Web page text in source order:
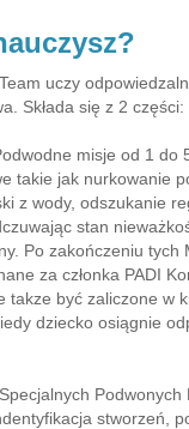
uczy
Składa się z 2 części:
misje od 1 do
takie jak nurkowanie
z wody, odszukanie
stan
Po zakończeniu tych
za członka PADI
takze być zaliczone w
dziecko osiągnie
Podwonych
stworzeń,